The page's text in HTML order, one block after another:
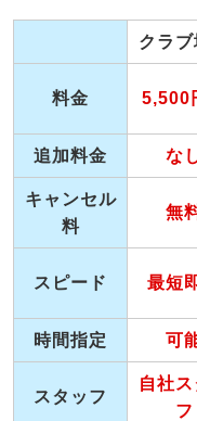
クラブ
料金 5,500
追加料金 な
キャンセル
料
無
スピード 最短
時間指定 可
スタッフ
自社ス
フ